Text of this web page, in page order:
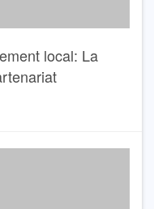
local: La